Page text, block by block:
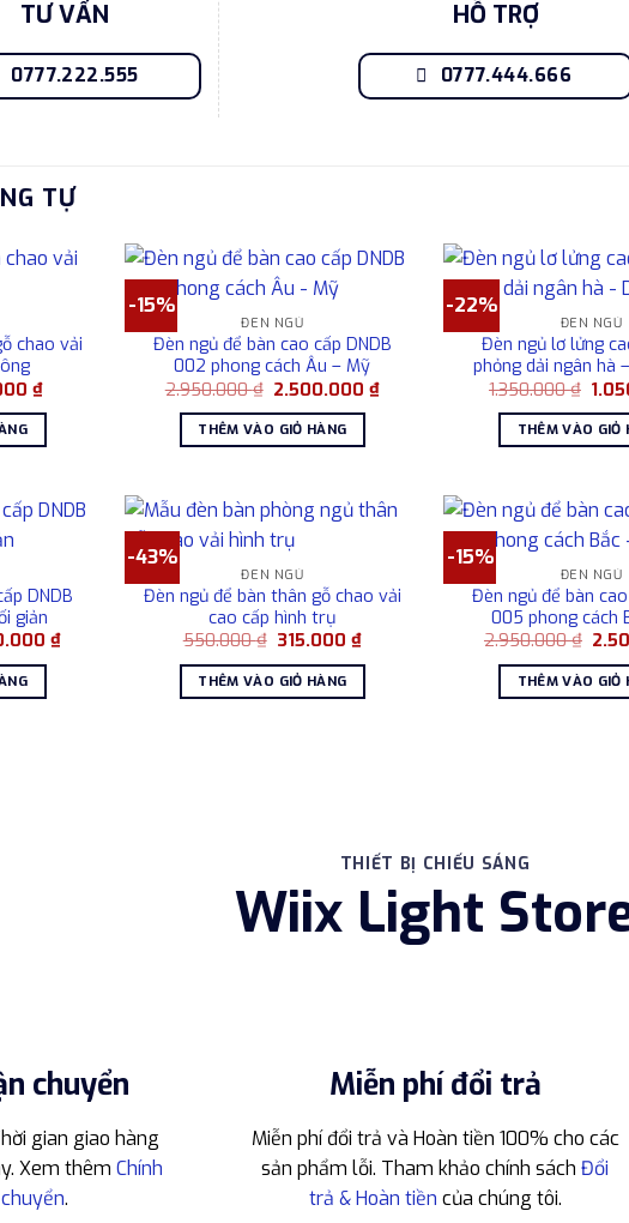
TƯ VẤN
0777.222.555
HỖ TRỢ
0777.444.666
TỰ
chao vải
₫.
₫Giá
tại
-15%
ĐÈN NGỦ
Đèn ngủ để bàn cao cấp DNDB
002 phong cách Âu – Mỹ
2.950.000₫ Giá
là:
2.950.000 ₫.
2.500.000₫Giá
THÊM VÀO GIỎ HÀNG
-22%
ĐÈN NGỦ
Đèn ngủ lơ lửng
phỏng dải ngân hà
1.350.000₫ Giá
là:
THÊM VÀO GIỎ
DNDB
giản
₫.
₫Giá
-43%
ĐÈN NGỦ
Đèn ngủ để bàn thân gỗ chao vải
cao cấp hình trụ
550.000₫ Giá
là:
550.000 ₫.
315.000₫Giá
tại
THÊM VÀO GIỎ HÀNG
-15%
ĐÈN NGỦ
Đèn ngủ để bàn
005 phong cách
2.950.000₫ Giá
là:
THÊM VÀO GIỎ
THIẾT BỊ CHIẾU SÁNG
Wiix Light
chuyển
gian giao hàng
Xem thêm Chính
.
Miễn phí đổi trả
Miễn phí đổi trả và Hoàn tiền 100% cho các
sản phẩm lỗi. Tham khảo chính sách Đổi
trả & Hoàn tiền của chúng tôi.